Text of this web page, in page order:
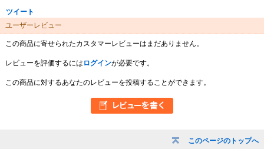
このページのトップへ
ツイート
ユーザーレビュー
この商品に寄せられたカスタマーレビューはまだありません。
レビューを評価するには ログインが必要です。
この商品に対するあなたのレビューを投稿することができます。